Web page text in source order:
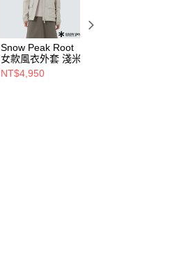
Snow Peak Root
女款風衣外套 淺米
NT$4,950